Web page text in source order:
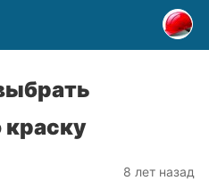
8 лет назад